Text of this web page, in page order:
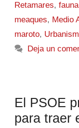
Retamares, fauna
meaques, Medio
maroto,
Deja un
El PSOE
para traer